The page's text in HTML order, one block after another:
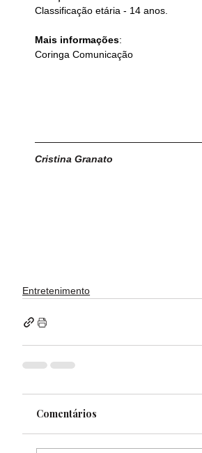
Classificação etária - 14 anos.
Mais informações:
Coringa Comunicação
Cristina Granato
Entretenimento
Comentários